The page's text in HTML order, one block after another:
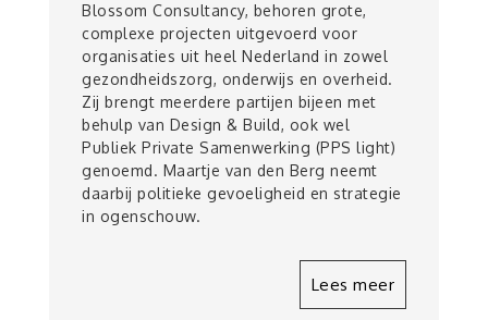
Blossom Consultancy, behoren grote,
complexe projecten uitgevoerd voor
organisaties uit heel Nederland in zowel
gezondheidszorg, onderwijs en overheid.
Zij brengt meerdere partijen bijeen met
behulp van Design & Build, ook wel
Publiek Private Samenwerking (PPS light)
genoemd. Maartje van den Berg neemt
daarbij politieke gevoeligheid en strategie
in ogenschouw.
Lees meer